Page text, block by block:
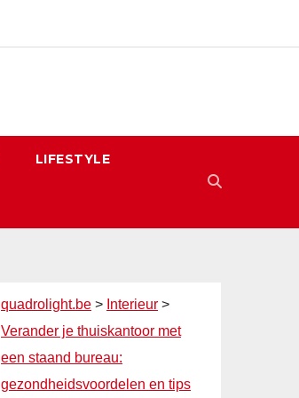
LIFESTYLE
quadrolight.be > Interieur >
Verander je thuiskantoor met
een staand bureau:
gezondheidsvoordelen en tips